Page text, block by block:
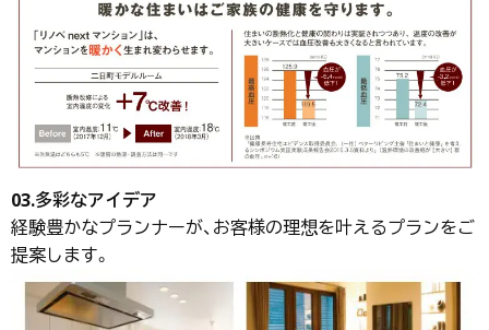
03.多彩なアイデア
経験豊かなプランナーが、お客様の理想を叶えるプランをご
提案します。